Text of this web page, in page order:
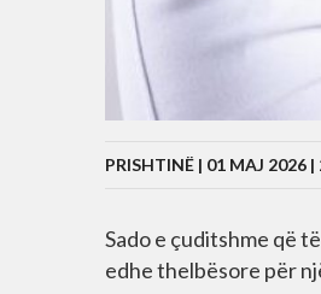
PRISHTINË | 01 MAJ 2026 |
Sado e çuditshme që
edhe thelbësore për